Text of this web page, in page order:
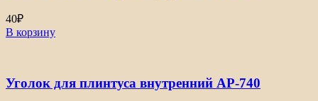
40₽
В корзину
Уголок для плинтуса внутренний АР-740